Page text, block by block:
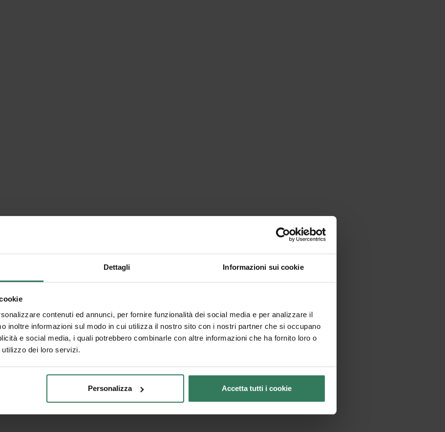
Dettagli Informazioni sui cookie
contenuti ed annunci, per fornire funzionalità dei social media e per analizzare il
inoltre informazioni sul modo in cui utilizza il nostro sito con i nostri partner che si occupano
e social media, i quali potrebbero combinarle con altre informazioni che ha fornito loro o
dei loro servizi.
Personalizza Accetta tutti i cookie